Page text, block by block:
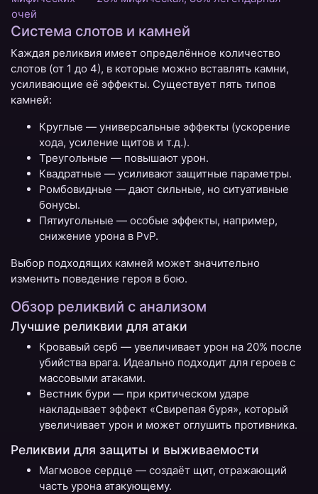
очей
Система слотов и камней
Каждая реликвия имеет определённое количество
слотов (от 1 до 4), в которые можно вставлять камни,
усиливающие её эффекты. Существует пять типов
камней:
Круглые — универсальные эффекты (ускорение
хода, усиление щитов и т.д.).
Треугольные — повышают урон.
Квадратные — усиливают защитные параметры.
Ромбовидные — дают сильные, но ситуативные
бонусы.
Пятиугольные — особые эффекты, например,
снижение урона в PvP.
Выбор подходящих камней может значительно
изменить поведение героя в бою.
Обзор реликвий с анализом
Лучшие реликвии для атаки
Кровавый серб — увеличивает урон на 20% после
убийства врага. Идеально подходит для героев с
массовыми атаками.
Вестник бури — при критическом ударе
накладывает эффект «Свирепая буря», который
увеличивает урон и может оглушить противника.
Реликвии для защиты и выживаемости
Магмовое сердце — создаёт щит, отражающий
часть урона атакующему.